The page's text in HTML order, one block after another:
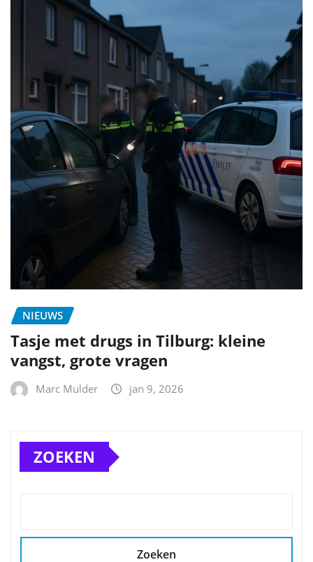
NIEUWS
Tasje met drugs in Tilburg: kleine
vangst, grote vragen
Marc Mulder jan 9, 2026
ZOEKEN
Zoeken